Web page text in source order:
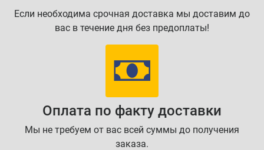
Если необходима срочная доставка мы доставим до
вас в течение дня без предоплаты!
Оплата по факту доставки
Мы не требуем от вас всей суммы до получения
заказа.